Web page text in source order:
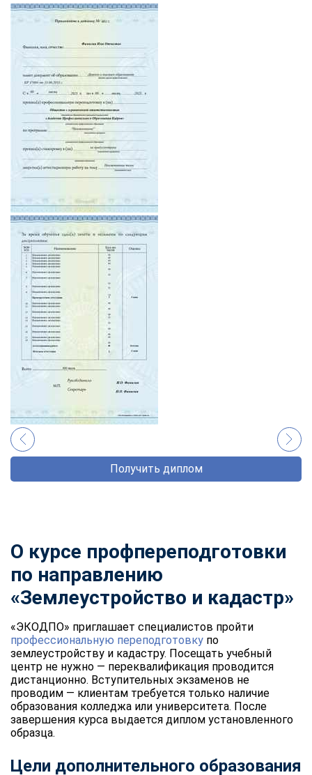
Получить диплом
О курсе профпереподготовки
по направлению
«Землеустройство и кадастр»
«ЭКОДПО» приглашает специалистов пройти
профессиональную переподготовку по
землеустройству и кадастру. Посещать учебный
центр не нужно — переквалификация проводится
дистанционно. Вступительных экзаменов не
проводим — клиентам требуется только наличие
образования колледжа или университета. После
завершения курса выдается диплом установленного
образца.
Цели дополнительного образования